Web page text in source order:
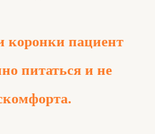
коронки пациент
питаться и не